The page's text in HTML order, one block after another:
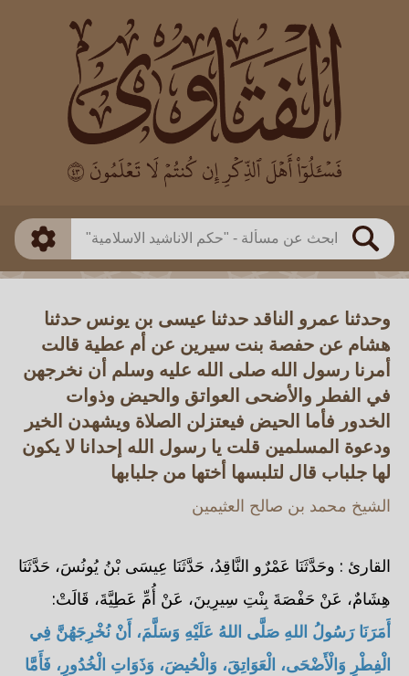
بحث
العالم
بن باز
بن العثيمين
اللجنة الدائمة
طريقة البحث
ذكي
وحدثنا عمرو الناقد حدثنا عيسى بن يونس حدثنا
هشام عن حفصة بنت سيرين عن أم عطية قالت
أمرنا رسول الله صلى الله عليه وسلم أن نخرجهن
في الفطر والأضحى العواتق والحيض وذوات
الخدور فأما الحيض فيعتزلن الصلاة ويشهدن الخير
ودعوة المسلمين قلت يا رسول الله إحدانا لا يكون
لها جلباب قال لتلبسها أختها من جلبابها
الشيخ محمد بن صالح العثيمين
القارئ : وحَدَّثَنَا عَمْرٌو النَّاقِدُ، حَدَّثَنَا عِيسَى بْنُ يُونُسَ، حَدَّثَنَا
هِشَامٌ، عَنْ حَفْصَةَ بِنْتِ سِيرِينَ، عَنْ أُمِّ عَطِيَّةَ، قَالَتْ:
أَمَرَنَا رَسُولُ اللهِ صَلَّى اللهُ عَلَيْهِ وَسَلَّمَ، أَنْ نُخْرِجَهُنَّ فِي
الْفِطْرِ وَالْأَضْحَى، الْعَوَاتِقَ، وَالْحُيضَ، وَذَوَاتِ الْخُدُورِ، فَأَمَّا